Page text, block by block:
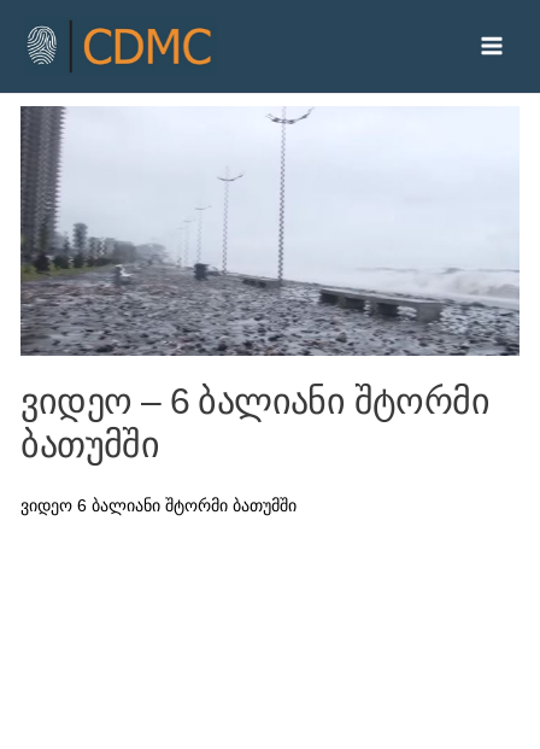
ვიდეო – 6 ბალიანი შტორმი
ბათუმში
ვიდეო 6 ბალიანი შტორმი ბათუმში